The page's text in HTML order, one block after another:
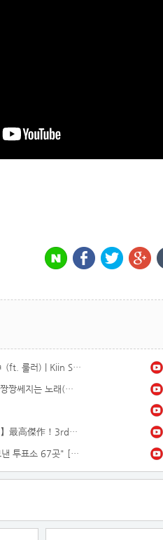
3연패 끝에 멘탈 나간 기인ㅋㅋ (ft. 룰러) | Kiin Stream Highlights
나서스 파밍하면서들으면 겁나짱짱쎄지는 노래(스택1000)듣기좋은 브금
【＋Special #田中美久 vol.1】最高傑作！3rd写真集の“オールアザーカット”＆ムービーを「プラス！」会員だけにお届け♡＜2026年3月後期＞
선관위 "투표용지 모자라 더 보낸 투표소 67곳" [MBN 뉴스7]